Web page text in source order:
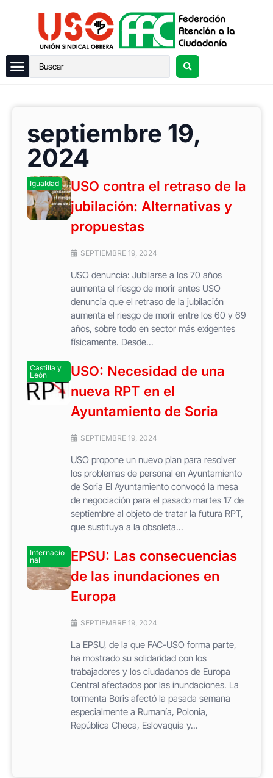
septiembre 19,
2024
Igualdad
USO contra el retraso de la
jubilación: Alternativas y
propuestas
SEPTIEMBRE 19, 2024
USO denuncia: Jubilarse a los 70 años
aumenta el riesgo de morir antes USO
denuncia que el retraso de la jubilación
aumenta el riesgo de morir entre los 60 y 69
años, sobre todo en sector más exigentes
físicamente. Desde...
Castilla y
León
USO: Necesidad de una
nueva RPT en el
Ayuntamiento de Soria
SEPTIEMBRE 19, 2024
USO propone un nuevo plan para resolver
los problemas de personal en Ayuntamiento
de Soria El Ayuntamiento convocó la mesa
de negociación para el pasado martes 17 de
septiembre al objeto de tratar la futura RPT,
que sustituya a la obsoleta...
Internacio
nal
EPSU: Las consecuencias
de las inundaciones en
Europa
SEPTIEMBRE 19, 2024
La EPSU, de la que FAC-USO forma parte,
ha mostrado su solidaridad con los
trabajadores y los ciudadanos de Europa
Central afectados por las inundaciones. La
tormenta Boris afectó la pasada semana
especialmente a Rumanía, Polonia,
República Checa, Eslovaquia y...